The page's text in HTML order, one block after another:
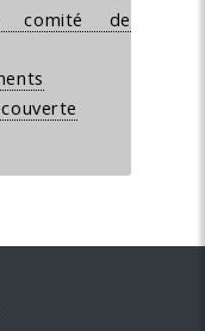
comité de